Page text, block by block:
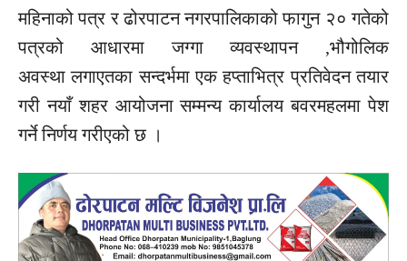
महिनाको पत्र र ढोरपाटन नगरपालिकाको फागुन २० गतेको
पत्रको आधारमा जग्गा व्यवस्थापन ,भौगोलिक
अवस्थालगाएतका सन्दर्भमा एक हप्ताभित्र प्रतिवेदन तयार
गरी नयाँ शहर आयोजनासम्मन्यकार्यालयबवरमहलमा पेश
गर्ने निर्णयगरीएकोछ ।